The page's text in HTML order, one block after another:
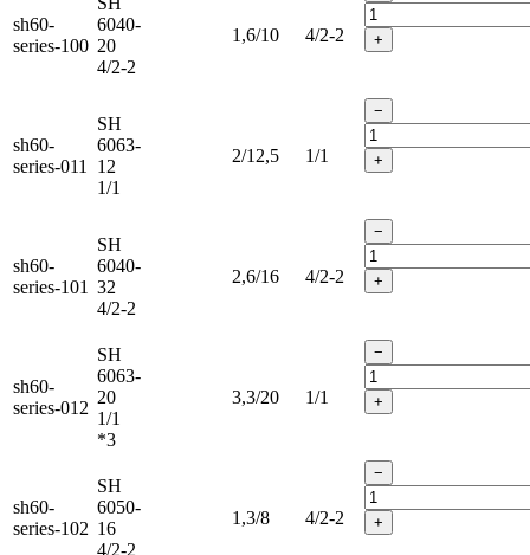
sh60-
series-100
6040-
20
4/2-2
1,6/10 4/2-2 +
sh60-
series-011
SH
6063-
12
1/1
2/12,5 1/1
−
+
sh60-
series-101
SH
6040-
32
4/2-2
2,6/16 4/2-2
−
+
sh60-
series-012
SH
6063-
20
1/1
*3
3,3/20 1/1
−
+
sh60-
series-102
SH
6050-
16
4/2-2
1,3/8 4/2-2
−
+